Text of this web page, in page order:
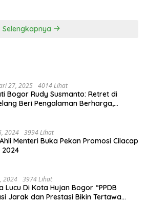
Selengkapnya
27, 2025 4014 Lihat
Bogor Rudy Susmanto: Retret di
Beri Pengalaman Berharga,
2024 3994 Lihat
Menteri Buka Pekan Promosi Cilacap
2024
2024 3974 Lihat
Lucu Di Kota Hujan Bogor “PPDB
Jarak dan Prestasi Bikin Tertawa